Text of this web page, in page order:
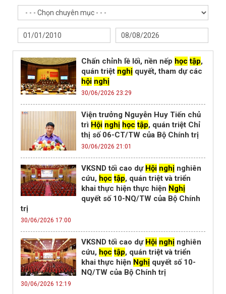
Chấn chỉnh lề lối, nền nếp học tập,
quán triệt nghị quyết, tham dự các
hội nghị
30/06/2026 23:29
Viện trưởng Nguyễn Huy Tiến chủ
trì Hội nghị học tập, quán triệt Chỉ
thị số 06-CT/TW của Bộ Chính trị
30/06/2026 21:01
VKSND tối cao dự Hội nghị nghiên
cứu, học tập, quán triệt và triển
khai thực hiện thực hiện Nghị
quyết số 10-NQ/TW của Bộ Chính
trị
30/06/2026 17:00
VKSND tối cao dự Hội nghị nghiên
cứu, học tập, quán triệt và triển
khai thực hiện Nghị quyết số 10-
NQ/TW của Bộ Chính trị
30/06/2026 12:19